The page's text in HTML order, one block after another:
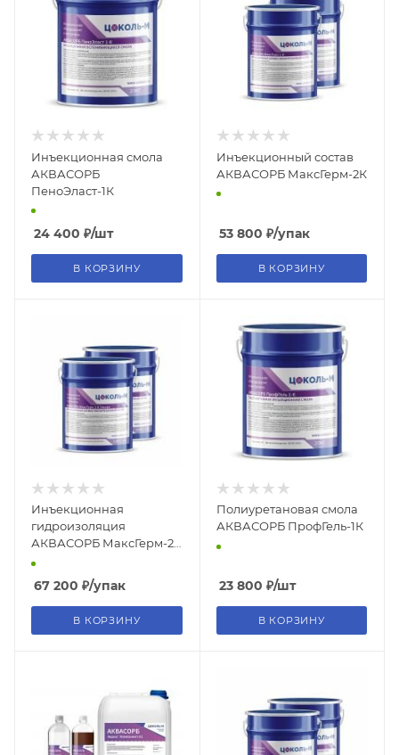
Инъекционная смола
АКВАСОРБ
ПеноЭласт-1К
24 400 ₽/шт
В КОРЗИНУ
Инъекционный состав
АКВАСОРБ МаксГерм-2К
53 800 ₽/упак
В КОРЗИНУ
Инъекционная
гидроизоляция
АКВАСОРБ МаксГерм-2К
Ультра
67 200 ₽/упак
В КОРЗИНУ
Полиуретановая смола
АКВАСОРБ ПрофГель-1К
23 800 ₽/шт
В КОРЗИНУ